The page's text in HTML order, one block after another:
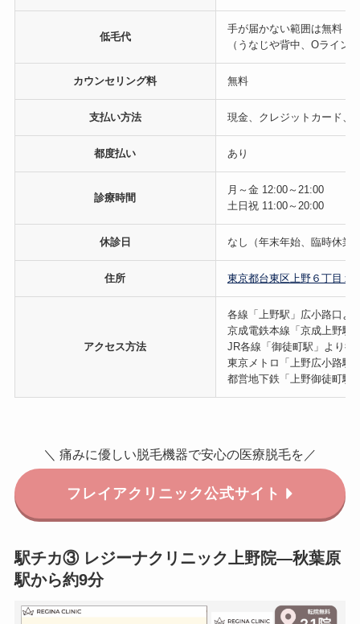
低毛代
手が届かない範囲は無料
（うなじや背中、Oライン
カウンセリング料 無料
支払い方法 現金、クレジットカード、
都度払い あり
診療時間
月～金 12:00～21:00
土日祝 11:00～20:00
休診日 なし（年末年始、臨時休業
住所 東京都台東区上野６丁目１
アクセス方法
各線「上野駅」広小路口よ
京成電鉄本線「京成上野駅
JR各線「御徒町駅」より徒
東京メトロ「上野広小路駅
都営地下鉄「上野御徒町駅
＼ 痛みに優しい脱毛機器で安心の医療脱毛を／
フレイアクリニック公式サイト
駅チカ③ レジーナクリニック上野院—秋葉原
駅から約9分